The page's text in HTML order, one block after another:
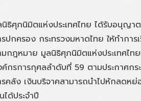
ธิศุภนิมิตแห่งประเทศไทย ได้รับอนุญา
ปกครอง กระทรวงมหาดไทย ให้ทำการเ
กฎหมาย มูลนิธิศุภนิมิตแห่งประเทศไทย
กรการกุศลลำดับที่ 59 ตามประกาศกร
คลัง เงินบริจาคสามารถนำไปหักลดห
ได้ประจำปี